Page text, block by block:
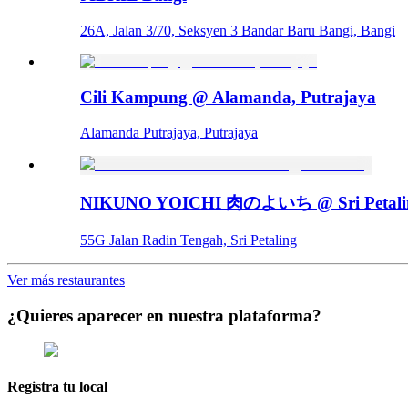
26A, Jalan 3/70, Seksyen 3 Bandar Baru Bangi, Bangi
Cili Kampung @ Alamanda, Putrajaya
Alamanda Putrajaya, Putrajaya
NIKUNO YOICHI 肉のよいち @ Sri
55G Jalan Radin Tengah, Sri Petaling
Ver más restaurantes
¿Quieres aparecer en nuestra plataforma?
Registra tu local